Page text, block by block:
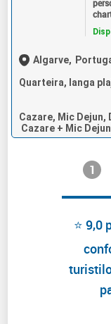
Algarve,
Quarteira, langa
Cazare, Mic Dejun,
Cazare + Mic Dejun
1
⭐ 9,0